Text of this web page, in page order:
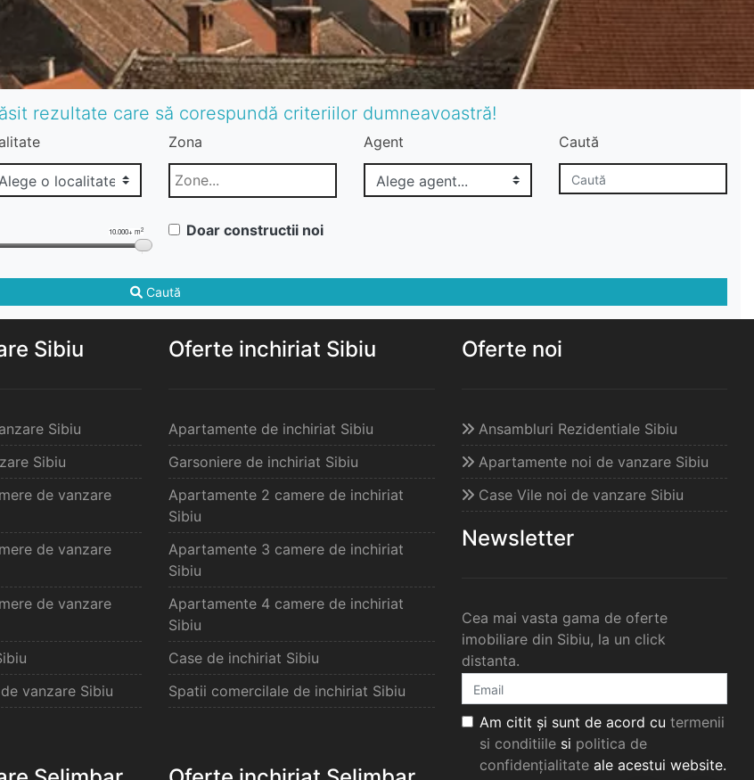
rezultate care să corespundă criteriilor dumneavoastră!
Zona Agent Caută
10.000+ m2 Doar constructii noi
Caută
Sibiu
Sibiu
Sibiu
de vanzare
de vanzare
de vanzare
vanzare Sibiu
Oferte inchiriat Sibiu
Apartamente de inchiriat Sibiu
Garsoniere de inchiriat Sibiu
Apartamente 2 camere de inchiriat
Sibiu
Apartamente 3 camere de inchiriat
Sibiu
Apartamente 4 camere de inchiriat
Sibiu
Case de inchiriat Sibiu
Spatii comercilale de inchiriat Sibiu
Oferte noi
Ansambluri Rezidentiale Sibiu
Apartamente noi de vanzare Sibiu
Case Vile noi de vanzare Sibiu
Newsletter
Cea mai vasta gama de oferte
imobiliare din Sibiu, la un click
distanta.
Am citit și sunt de acord cu termenii
si conditiilesi politica de
confidențialitateale acestui website.